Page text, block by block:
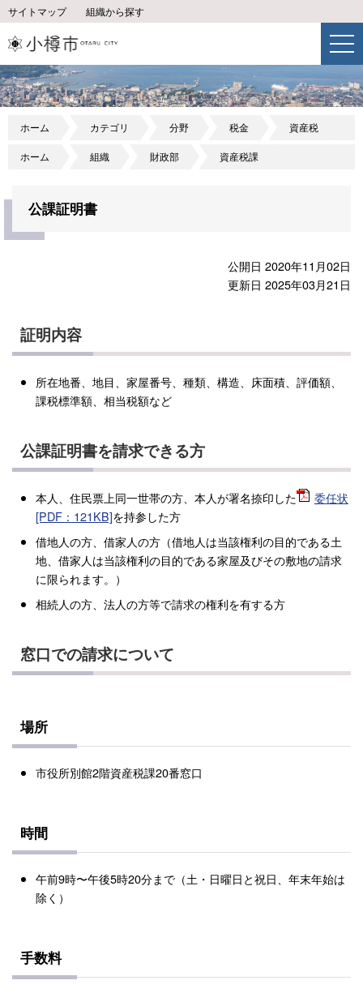
サイトマップ 組織から探す
ホーム カテゴリ 分野 税金 資産税
ホーム 組織 財政部 資産税課
公課証明書
公開日 2020年11月02日
更新日 2025年03月21日
証明内容
所在地番、地目、家屋番号、種類、構造、床面積、評価額、
課税標準額、相当税額など
公課証明書を請求できる方
本人、住民票上同一世帯の方、本人が署名捺印した
委任状
[PDF：121KB]を持参した方
借地人の方、借家人の方（借地人は当該権利の目的である土
地、借家人は当該権利の目的である家屋及びその敷地の請求
に限られます。）
相続人の方、法人の方等で請求の権利を有する方
窓口での請求について
場所
市役所別館2階資産税課20番窓口
時間
午前9時〜午後5時20分まで（土・日曜日と祝日、年末年始は
除く）
手数料